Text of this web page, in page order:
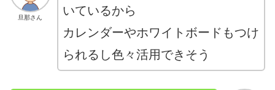
旦那さん
いているから
カレンダーやホワイトボードもつけ
られるし色々活用できそう